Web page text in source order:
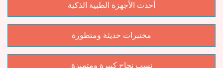
أحدث الأجهزة الطبية الذكية
مختبرات حديثة ومتطورة
نسب نجاح كبيرة ومتميزة